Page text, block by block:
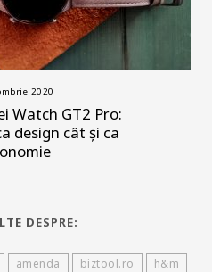
2020
Watch GT2 Pro:
design cât și ca
DESPRE:
amenda biztool.ro h&m